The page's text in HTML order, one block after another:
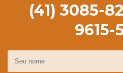
(41) 3085-
9615-